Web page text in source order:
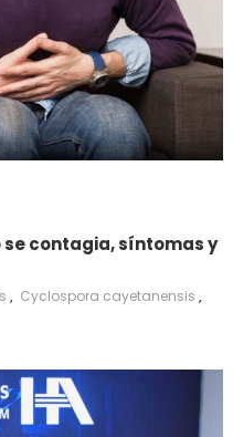
se contagia, síntomas y
, Cyclospora cayetanensis ,